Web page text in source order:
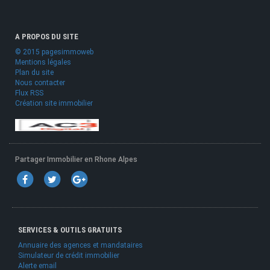
A PROPOS DU SITE
© 2015 pagesimmoweb
Mentions légales
Plan du site
Nous contacter
Flux RSS
Création site immobilier
Partager Immobilier en Rhone Alpes
SERVICES & OUTILS GRATUITS
Annuaire des agences et mandataires
Simulateur de crédit immobilier
Alerte email